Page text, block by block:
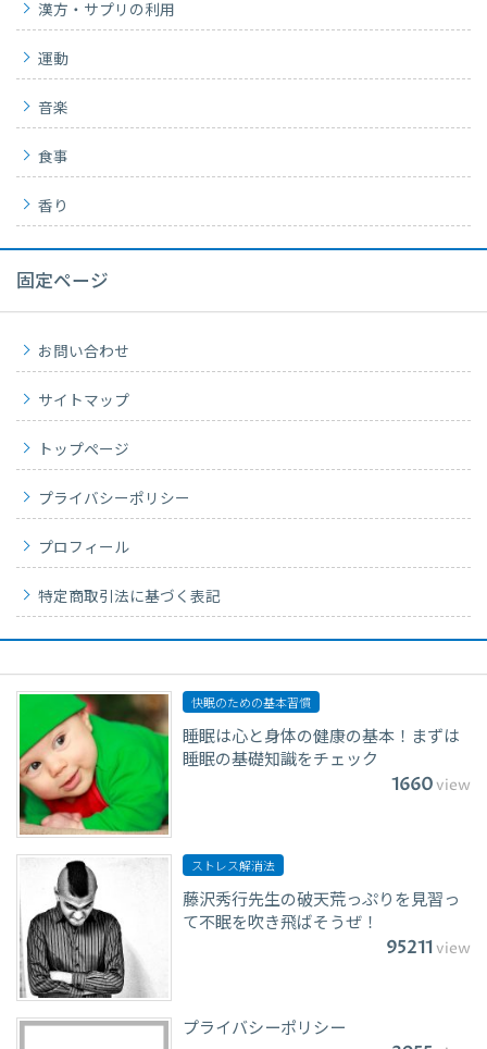
漢方・サプリの利用
運動
音楽
食事
香り
固定ページ
お問い合わせ
サイトマップ
トップページ
プライバシーポリシー
プロフィール
特定商取引法に基づく表記
快眠のための基本習慣
睡眠は心と身体の健康の基本！まずは
睡眠の基礎知識をチェック
1660view
ストレス解消法
藤沢秀行先生の破天荒っぷりを見習っ
て不眠を吹き飛ばそうぜ！
95211view
プライバシーポリシー